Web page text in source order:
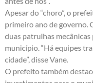
Apesar do “choro”, o
primeiro ano de governo.
duas patrulhas
município. “Há equipes
cidade”, disse Vane.
O prefeito também